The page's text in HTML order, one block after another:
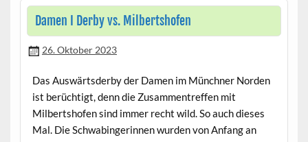
Damen I Derby vs. Milbertshofen
26. Oktober 2023
Das Auswärtsderby der Damen im Münchner Norden
ist berüchtigt, denn die Zusammentreffen mit
Milbertshofen sind immer recht wild. So auch dieses
Mal. Die Schwabingerinnen wurden von Anfang an